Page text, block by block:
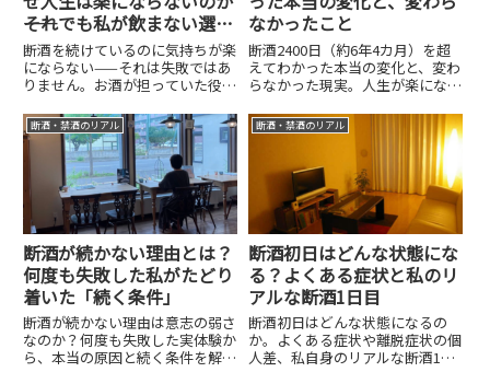
――それでも私が飲まない選択
を続けている理由
断酒を続けているのに気持ちが楽
にならない——それは失敗ではあ
りません。お酒が担っていた役
もの、楽さではなく「納得」を選
ぶ理由を、長期断酒者の体験から
整理します。
なかったこと
断酒2400日（約6年4カ月）を超
えてわかった本当の変化と、変わ
らなかった現実。人生が楽になる
談ベースで正直にまとめました。
断酒・禁酒のリアル
断酒が続かない理由とは？
何度も失敗した私がたどり
着いた「続く条件」
断酒が続かない理由は意志の弱さ
なのか？何度も失敗した実体験か
ら、本当の原因と続く条件を解
断酒・禁酒のリアル
断酒初日はどんな状態にな
る？よくある症状と私のリ
アルな断酒1日目
断酒初日はどんな状態になるの
か。よくある症状や離脱症状の個
人差、私自身のリアルな断酒1日